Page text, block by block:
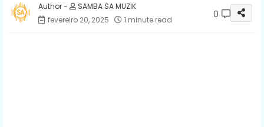
SAMBA SA MUZIK
fevereiro 20, 2025
1 minute read 0